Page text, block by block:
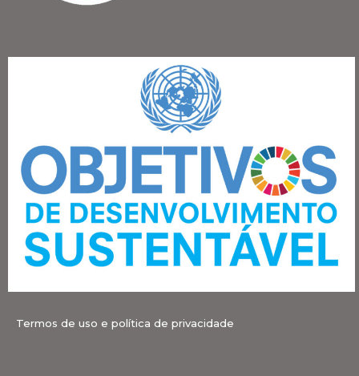
Termos de uso e política de privacidade